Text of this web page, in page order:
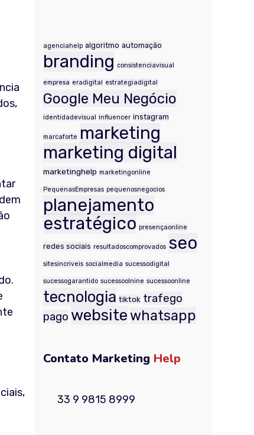
agenciahelp algoritmo automação
branding consistenciavisual
empresa eradigital estrategiadigital
Google Meu Negócio
identidadevisual influencer instagram
marcaforte marketing
marketing digital
marketinghelp marketingonline
PequenasEmpresas pequenosnegocios
planejamento
estratégico presençaonline
redes sociais resultadoscomprovados seo
sitesincriveis socialmedia sucessodigital
sucessogarantido sucessoolnine sucessoonline
tecnologia tiktok trafego
pago website whatsapp
Contato Marketing Help
33 9 9815 8999